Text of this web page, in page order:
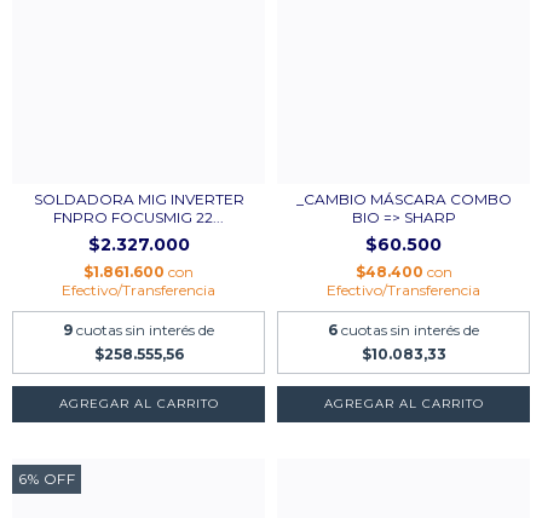
SOLDADORA MIG INVERTER
FNPRO FOCUSMIG 22...
$2.327.000
$1.861.600 con
Efectivo/Transferencia
9 cuotas sin interés de
$258.555,56
_CAMBIO MÁSCARA COMBO
BIO => SHARP
$60.500
$48.400 con
Efectivo/Transferencia
6 cuotas sin interés de
$10.083,33
6% OFF